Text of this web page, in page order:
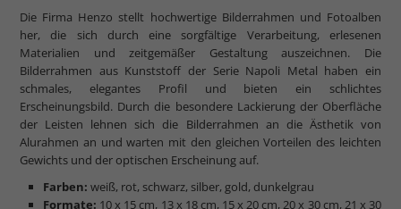
mehr zum Normalglas
Die Firma Henzo stellt hochwertige Bilderrahmen und Fotoalben
her, die sich durch eine sorgfältige Verarbeitung, erlesenen
Materialien und zeitgemäßer Gestaltung auszeichnen. Die
Bilderrahmen aus Kunststoff der Serie Napoli Metal haben ein
schmales, elegantes Profil und bieten ein schlichtes
Erscheinungsbild. Durch die besondere Lackierung der Oberfläche
der Leisten lehnen sich die Bilderrahmen an die Ästhetik von
Alurahmen an und warten mit den gleichen Vorteilen des leichten
Gewichts und der optischen Erscheinung auf.
Farben: weiß, rot, schwarz, silber, gold, dunkelgrau
Formate: 10 x 15 cm, 13 x 18 cm, 15 x 20 cm, 20 x 30 cm, 21 x 30